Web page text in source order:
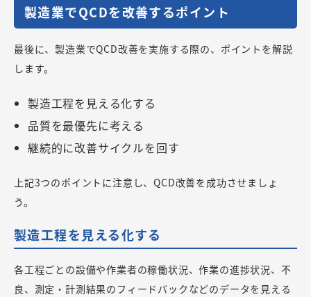
製造業でQCDを改善するポイント
最後に、製造業でQCD改善を実施する際の、ポイントを解説
します。
製造工程を見える化する
品質を最優先に考える
継続的に改善サイクルを回す
上記3つのポイントに注意し、QCD改善を成功させましょ
う。
製造工程を見える化する
各工程ごとの設備や作業者の稼働状況、作業の進捗状況、不
良、測定・計測結果のフィードバックなどのデータを見える